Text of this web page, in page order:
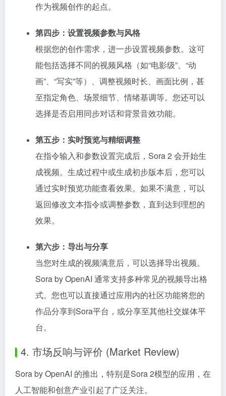
作为视频创作的起点。
第四步：设置视频参数与风格
根据您的创作需求，进一步设置视频参数。这可
能包括选择不同的视频风格（如“电影级”、“动
画”、“写实”等）、调整视频时长、画面比例，甚
至指定角色、场景细节、情绪基调等。您还可以
选择是否启用同步对话和背景音效功能。
第五步：实时预览与精细调整
在指令输入和参数设置完成后，Sora 2 会开始生
成视频。生成过程中或生成初步版本后，您可以
通过实时预览功能查看效果。如果不满意，可以
返回修改文本指令或调整参数，直到达到理想的
效果。
第六步：导出与分享
当您对生成的视频满意后，可以选择导出视频。
Sora by OpenAI 通常支持多种常见的视频导出格
式。您也可以直接通过应用内的社区功能将您的
作品分享到Sora平台，或分享至其他社交媒体平
台。
4. 市场反响与评价 (Market Review)
Sora by OpenAI 的推出，特别是Sora 2模型的应用，在
人工智能和创意产业引起了广泛关注。